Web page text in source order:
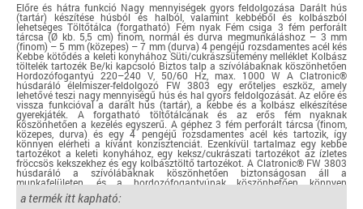
Előre és hátra funkció Nagy mennyiségek gyors feldolgozása Darált hús
(tartár) készítése húsból és halból, valamint kebbéből és kolbászból
lehetséges Töltőtálca (forgatható) Fém nyak Fém csiga 3 fém perforált
tárcsa (Ø kb. 5,5 cm) finom, normál és durva megmunkáláshoz – 3 mm
(finom) – 5 mm (közepes) – 7 mm (durva) 4 pengéjű rozsdamentes acél kés
Kebbe kötődés a keleti konyhához Süti/cukrászsütemény melléklet Kolbász
töltelék tartozék Be/ki kapcsoló Biztos talp a szívólábaknak köszönhetően
Hordozófogantyú 220–240 V, 50/60 Hz, max. 1000 W A Clatronic®
húsdaráló élelmiszer-feldolgozó FW 3803 egy erőteljes eszköz, amely
lehetővé teszi nagy mennyiségű hús és hal gyors feldolgozását. Az előre és
vissza funkcióval a darált hús (tartár), a kebbe és a kolbász elkészítése
gyerekjáték. A forgatható töltőtálcának és az erős fém nyaknak
köszönhetően a kezelés egyszerű. A géphez 3 fém perforált tárcsa (finom,
közepes, durva) és egy 4 pengéjű rozsdamentes acél kés tartozik, így
könnyen elérheti a kívánt konzisztenciát. Ezenkívül tartalmaz egy kebbe
tartozékot a keleti konyhához, egy keksz/cukrászati tartozékot az ízletes
fröccsös kekszekhez és egy kolbásztöltő tartozékot. A Clatronic® FW 3803
húsdaráló a szívólábaknak köszönhetően biztonságosan áll a
munkafelületen, és a hordozófogantyúnak köszönhetően könnyen
szállítható. 1000 W-os maximális teljesítményével elég erős ahhoz, hogy
könnyedén kezelje a konyhai feladatokat.
a termék itt kapható: